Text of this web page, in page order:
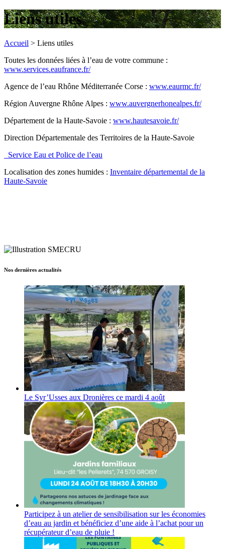
Liens utiles
Accueil > Liens utiles
Toutes les données liées à l’eau de votre commune :
www.services.eaufrance.fr/
Agence de l’eau Rhône Méditerranée Corse : www.eaurmc.fr/
Région Auvergne Rhône Alpes : www.auvergnerhonealpes.fr/
Département de la Haute-Savoie : www.hautesavoie.fr/
Direction Départementale des Territoires de la Haute-Savoie
Service Eau et Police de l’eau
Localisation des zones humides : Inventaire départemental de la
Haute-Savoie
Nos dernières actualités
Le Syr’Usses aux Dronières ce mardi 4 août
Participez à un atelier de sensibilisation sur les économies
d’eau au jardin et bénéficiez d’une aide à l’achat pour un
récupérateur d’eau de pluie !